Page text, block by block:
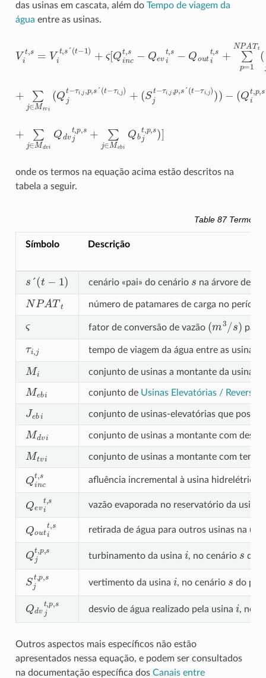
das usinas em cascata, além do Tempo de viagem da
água entre as usinas.
Vi =V ,s
´(t−1 ς[Qinct,s − evit,s Qo tt ∑p 1N P ATt(∑j
+ ∑j∈Mtvi(Qjt−τi , ,s´(t−τi,j)+(Sjt−τ i, s´(t−τ
Q t ,p,s+Sit,p,s)+
+ ∈M dv Qdv t ,s+ j∈ Meb
onde os termos na equação acima estão descritos na
tabela a seguir.
Table 87 Termos
Símbolo Descrição
´(t − cenário «pai» do cenário na árvore de
NPA Tt número de patamares de carga no período
fator de conversão de vazão (m 3 /s )
tempo de viagem da água entre as usinas
Mi conjunto de usinas a montante da usina
Me conjunto de Usinas Elevatórias /
Je conjunto de usinas-elevatórias que
Md conjunto de usinas a montante com
Mt conjunto de usinas a montante com
Qin afluência incremental à usina hidrelétrica
Q vit vazão evaporada no reservatório da usina
Q utt retirada de água para outros usinas na
Qjt,p
turbinamento da usina i, no cenário do
Sjt,p,
vertimento da usina i, no cenário do
Q vjt,p
desvio de água realizado pela usina i, no
Outros aspectos mais específicos não estão
apresentados nessa equação, e podem ser consultados
na documentação específica dos Canais entre